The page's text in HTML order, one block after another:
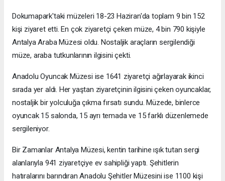
Dokumapark'taki müzeleri 18-23 Haziran'da toplam 9 bin 152
kişi ziyaret etti. En çok ziyaretçi çeken müze, 4 bin 790 kişiyle
Antalya Araba Müzesi oldu. Nostaljik araçların sergilendiği
müze, araba tutkunlarının ilgisini çekti.
Anadolu Oyuncak Müzesi ise 1641 ziyaretçi ağırlayarak ikinci
sırada yer aldı. Her yaştan ziyaretçinin ilgisini çeken oyuncaklar,
nostaljik bir yolculuğa çıkma fırsatı sundu. Müzede, binlerce
oyuncak 15 salonda, 15 ayrı temada ve 15 farklı düzenlemede
sergileniyor.
Bir Zamanlar Antalya Müzesi, kentin tarihine ışık tutan sergi
alanlarıyla 941 ziyaretçiye ev sahipliği yaptı. Şehitlerin
hatıralarını barındıran Anadolu Şehitler Müzesini ise 1100 kişi